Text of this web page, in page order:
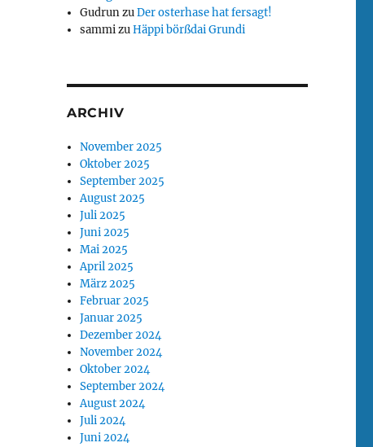
GudrunzuDer osterhase hat fersagt!
sammizuHäppi börßdai Grundi
ARCHIV
November 2025
Oktober 2025
September 2025
August 2025
Juli 2025
Juni 2025
Mai 2025
April 2025
März 2025
Februar 2025
Januar 2025
Dezember 2024
November 2024
Oktober 2024
September 2024
August 2024
Juli 2024
Juni 2024